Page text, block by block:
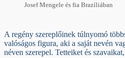
Josef Mengele és fia Brazíliában
A regény szereplőinek túlnyomó
valóságos figura, aki a saját nevén
néven szerepel. Tetteiket és